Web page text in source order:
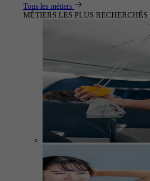
Tous les métiers
MÉTIERS LES PLUS RECHERCHÉS